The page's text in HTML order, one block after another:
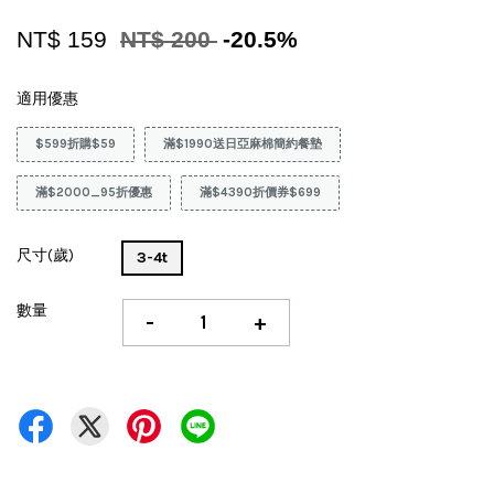
NT$ 159 NT$ 200 -20.5%
適用優惠
$599折購$59 滿$1990送日亞麻棉簡約餐墊
滿$2000_95折優惠 滿$4390折價券$699
尺寸(歲) 3-4t
數量 - +